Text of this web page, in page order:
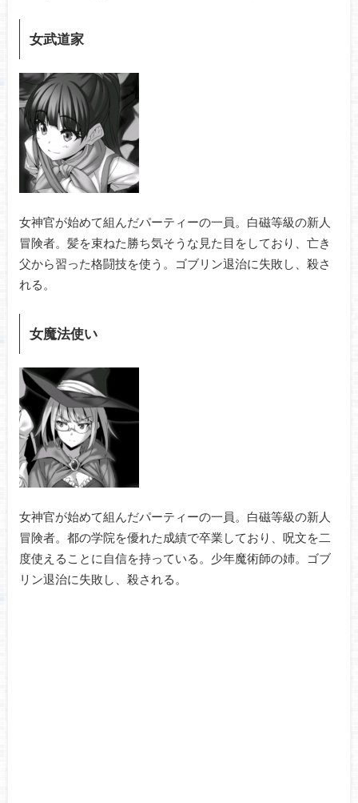
女武道家
女神官が始めて組んだパーティーの一員。白磁等級の新人
冒険者。髪を束ねた勝ち気そうな見た目をしており、亡き
父から習った格闘技を使う。ゴブリン退治に失敗し、殺さ
れる。
女魔法使い
女神官が始めて組んだパーティーの一員。白磁等級の新人
冒険者。都の学院を優れた成績で卒業しており、呪文を二
度使えることに自信を持っている。少年魔術師の姉。ゴブ
リン退治に失敗し、殺される。